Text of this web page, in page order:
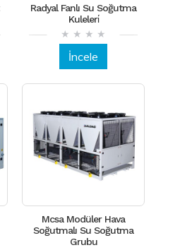
Radyal Fanlı Su Soğutma
Kuleleri̇
İncele
Mcsa Modüler Hava
Soğutmalı Su Soğutma
Grubu